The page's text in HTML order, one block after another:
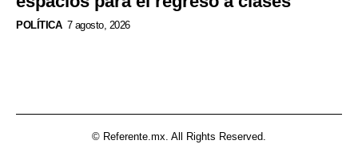
POLÍTICA 7 agosto, 2026
© Referente.mx. All Rights Reserved.